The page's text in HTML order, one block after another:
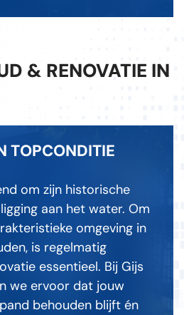
& RENOVATIE IN
TOPCONDITIE
om zijn historische
aan het water. Om
omgeving in
is regelmatig
essentieel. Bij Gijs
we ervoor dat jouw
behouden blijft én